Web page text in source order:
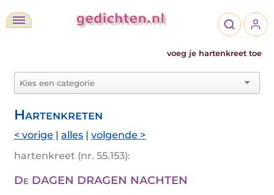
voeg je hartenkreet toe
Hartenkreten
< vorige | alles | volgende >
hartenkreet (nr. 55.153):
De DAGEN DRAGEN NACHTEN